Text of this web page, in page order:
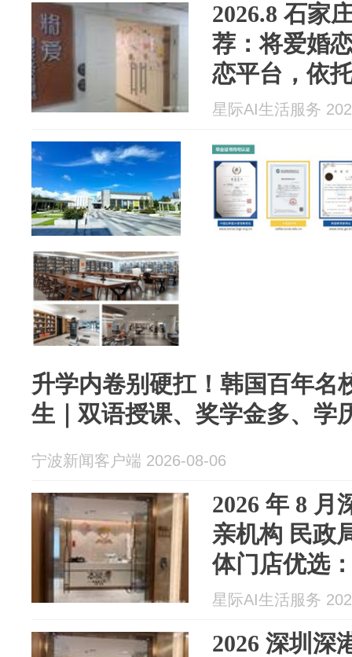
2026.8 石家
荐：将爱婚
恋平台，依
硕博专属严
星际AI生活服务
升学内卷别硬扛！韩国百年名
生｜双语授课、奖学金多、学
宁波新闻客户端 2026-08-06
2026 年 8 月
亲机构 民政
体门店优选
高知实名制
星际AI生活服务
2026 深圳深